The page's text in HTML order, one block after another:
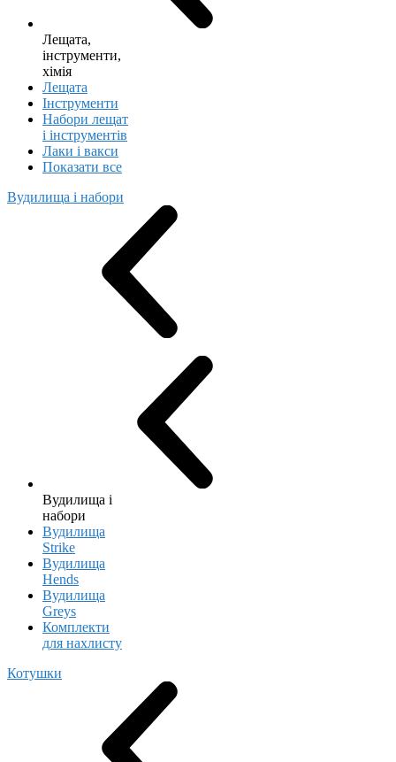
Лещата,
інструменти,
хімія
Лещата
Інструменти
Набори лещат
і інструментів
Лаки і вакси
Показати все
Вудилища і набори
Вудилища і
набори
Вудилища
Strike
Вудилища
Hends
Вудилища
Greys
Комплекти
для нахлисту
Котушки